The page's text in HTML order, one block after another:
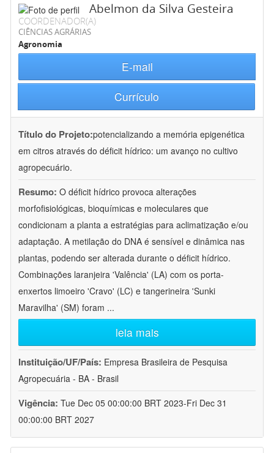
Abelmon da Silva Gesteira
COORDENADOR(A)
CIÊNCIAS AGRÁRIAS
Agronomia
E-mail
Currículo
Título do Projeto:potencializando a memória epigenética
em citros através do déficit hídrico: um avanço no cultivo
agropecuário.
Resumo: O déficit hídrico provoca alterações
morfofisiológicas, bioquímicas e moleculares que
condicionam a planta a estratégias para aclimatização e/ou
adaptação. A metilação do DNA é sensível e dinâmica nas
plantas, podendo ser alterada durante o déficit hídrico.
Combinações laranjeira 'Valência' (LA) com os porta-
enxertos limoeiro 'Cravo' (LC) e tangerineira 'Sunki
Maravilha' (SM) foram ...
leia mais
Instituição/UF/País: Empresa Brasileira de Pesquisa
Agropecuária - BA - Brasil
Vigência: Tue Dec 05 00:00:00 BRT 2023-Fri Dec 31
00:00:00 BRT 2027